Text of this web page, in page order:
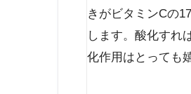
きがビタミンCの
します。酸化すれ
化作用はとっても